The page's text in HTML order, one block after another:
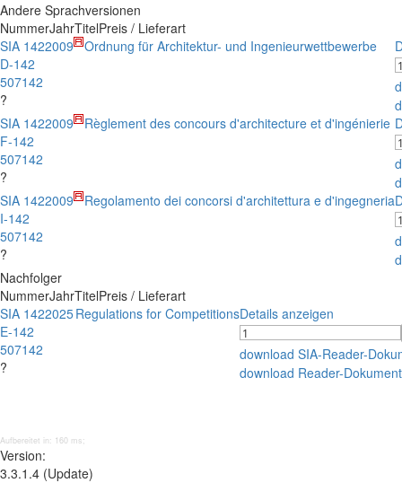
Andere Sprachversionen
NummerJahrTitelPreis / Lieferart
SIA 142
D-142
507142
?
2009 Ordnung für Architektur- und Ingenieurwettbewerbe
SIA 142
F-142
507142
?
2009 Règlement des concours d'architecture et d'ingénierie
SIA 142
I-142
507142
?
2009 Regolamento dei concorsi d'architettura e d'ingegneria
Nachfolger
NummerJahrTitelPreis / Lieferart
SIA 142
E-142
507142
?
2025Regulations for CompetitionsDetails anzeigen
download SIA-Reader-
download Reader-
Aufbereitet in: 160 ms;
Version:
3.3.1.4 (Update)